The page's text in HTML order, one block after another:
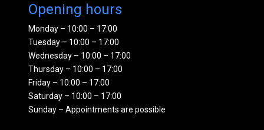
Opening hours
Monday – 10:00 – 17:00
Tuesday – 10:00 – 17:00
Wednesday – 10:00 – 17:00
Thursday – 10:00 – 17:00
Friday – 10:00 – 17:00
Saturday – 10:00 – 17:00
Sunday – Appointments are possible